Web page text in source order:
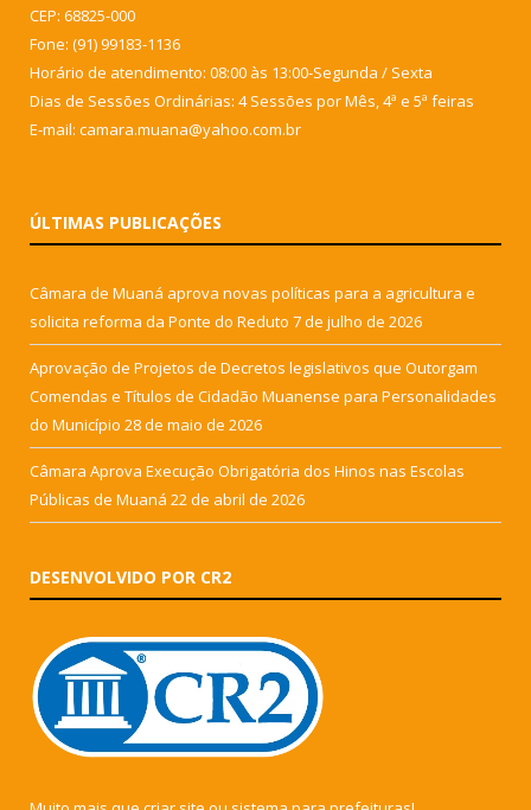
CEP: 68825-000
Fone: (91) 99183-1136
Horário de atendimento: 08:00 às 13:00-Segunda / Sexta
Dias de Sessões Ordinárias: 4 Sessões por Mês, 4ª e 5ª feiras
E-mail: camara.muana@yahoo.com.br
ÚLTIMAS PUBLICAÇÕES
Câmara de Muaná aprova novas políticas para a agricultura e
solicita reforma da Ponte do Reduto 7 de julho de 2026
Aprovação de Projetos de Decretos legislativos que Outorgam
Comendas e Títulos de Cidadão Muanense para Personalidades
do Município 28 de maio de 2026
Câmara Aprova Execução Obrigatória dos Hinos nas Escolas
Públicas de Muaná 22 de abril de 2026
DESENVOLVIDO POR CR2